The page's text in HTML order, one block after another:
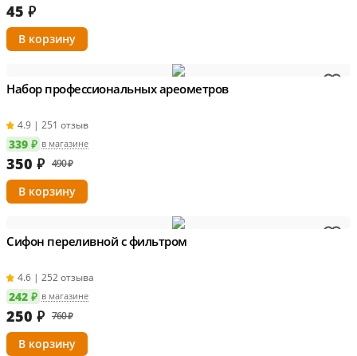
45 ₽
Набор профессиональных ареометров
4.9 | 251 отзыв
339 ₽ в магазине
350 ₽ 490 ₽
Сифон переливной с фильтром
4.6 | 252 отзыва
242 ₽ в магазине
250 ₽ 760 ₽